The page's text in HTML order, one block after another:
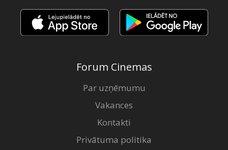
Kino
Klubs
Forum Cinemas
Par uzņēmumu
Vakances
Kontakti
Privātuma politika